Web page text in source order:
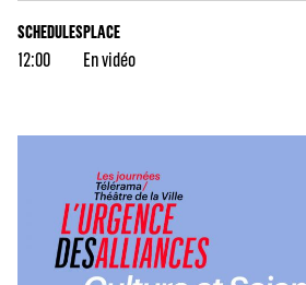
SCHEDULES
12:00
PLACE
En vidéo